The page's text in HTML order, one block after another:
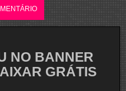
NO BANNER
GRÁTIS